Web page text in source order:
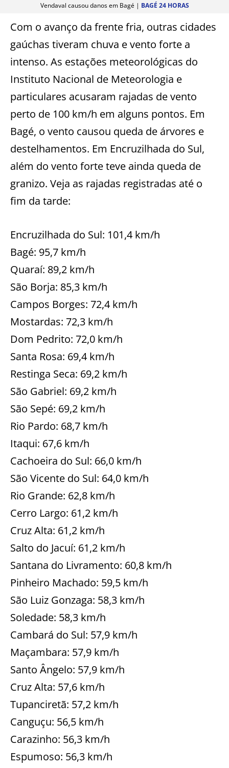
Vendaval causou danos em Bagé | BAGÉ 24 HORAS
Com o avanço da frente fria, outras cidades
gaúchas tiveram chuva e vento forte a
intenso. As estações meteorológicas do
Instituto Nacional de Meteorologia e
particulares acusaram rajadas de vento
perto de 100 km/h em alguns pontos. Em
Bagé, o vento causou queda de árvores e
destelhamentos. Em Encruzilhada do Sul,
além do vento forte teve ainda queda de
granizo. Veja as rajadas registradas até o
fim da tarde:
Encruzilhada do Sul: 101,4 km/h
Bagé: 95,7 km/h
Quaraí: 89,2 km/h
São Borja: 85,3 km/h
Campos Borges: 72,4 km/h
Mostardas: 72,3 km/h
Dom Pedrito: 72,0 km/h
Santa Rosa: 69,4 km/h
Restinga Seca: 69,2 km/h
São Gabriel: 69,2 km/h
São Sepé: 69,2 km/h
Rio Pardo: 68,7 km/h
Itaqui: 67,6 km/h
Cachoeira do Sul: 66,0 km/h
São Vicente do Sul: 64,0 km/h
Rio Grande: 62,8 km/h
Cerro Largo: 61,2 km/h
Cruz Alta: 61,2 km/h
Salto do Jacuí: 61,2 km/h
Santana do Livramento: 60,8 km/h
Pinheiro Machado: 59,5 km/h
São Luiz Gonzaga: 58,3 km/h
Soledade: 58,3 km/h
Cambará do Sul: 57,9 km/h
Maçambara: 57,9 km/h
Santo Ângelo: 57,9 km/h
Cruz Alta: 57,6 km/h
Tupanciretã: 57,2 km/h
Canguçu: 56,5 km/h
Carazinho: 56,3 km/h
Espumoso: 56,3 km/h